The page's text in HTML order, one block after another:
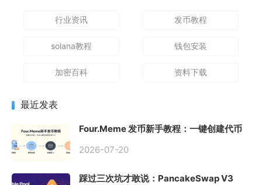
行业资讯 发币教程
solana教程 钱包安装
加密百科 资料下载
最近发表
Four.Meme 发币新手教程：一键创建代币
2026-07-20
踩过三次坑才敢说：PancakeSwap V3